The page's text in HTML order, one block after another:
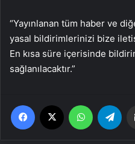
“Yayınlanan tüm haber ve
yasal bildirimlerinizi bize
En kısa süre içerisinde
sağlanılacaktır.”
Facebook WhatsApp